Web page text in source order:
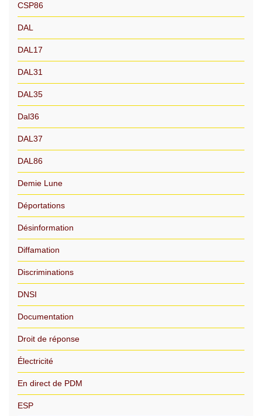
CSP86
DAL
DAL17
DAL31
DAL35
Dal36
DAL37
DAL86
Demie Lune
Déportations
Désinformation
Diffamation
Discriminations
DNSI
Documentation
Droit de réponse
Électricité
En direct de PDM
ESP